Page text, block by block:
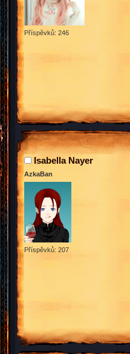
Příspěvků: 246
Isabella Nayer
AzkaBan
Příspěvků: 207